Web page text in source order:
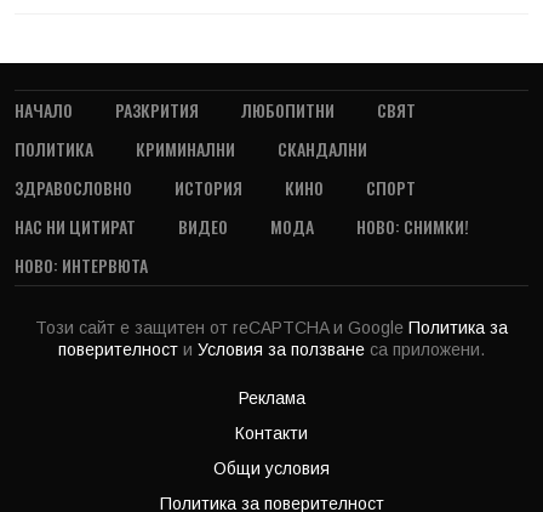
НАЧАЛО РАЗКРИТИЯ ЛЮБОПИТНИ
СВЯТ
ПОЛИТИКА
КРИМИНАЛНИ
СКАНДАЛНИ
ЗДРАВОСЛОВНО
ИСТОРИЯ КИНО
СПОРТ
НАС НИ ЦИТИРАТ
ВИДЕО МОДА
НОВО: СНИМКИ!
НОВО: ИНТЕРВЮТА
Този сайт е защитен от reCAPTCHA и Google Политика за
поверителност и Условия за ползване са приложени.
Реклама
Контакти
Общи условия
Политика за поверителност